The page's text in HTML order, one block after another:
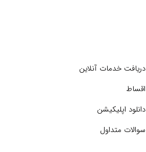
دریافت خدمات آنلاین
اقساط
دانلود اپلیکیشن
سوالات متداول